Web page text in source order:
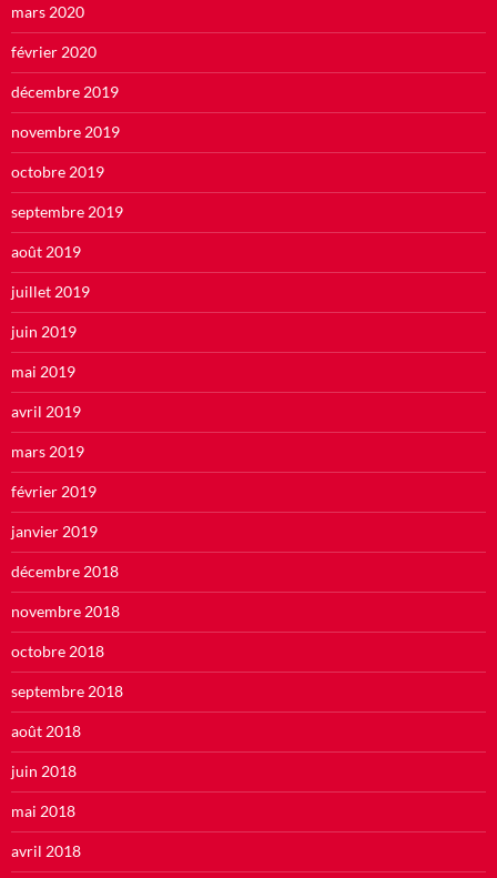
mars 2020
février 2020
décembre 2019
novembre 2019
octobre 2019
septembre 2019
août 2019
juillet 2019
juin 2019
mai 2019
avril 2019
mars 2019
février 2019
janvier 2019
décembre 2018
novembre 2018
octobre 2018
septembre 2018
août 2018
juin 2018
mai 2018
avril 2018